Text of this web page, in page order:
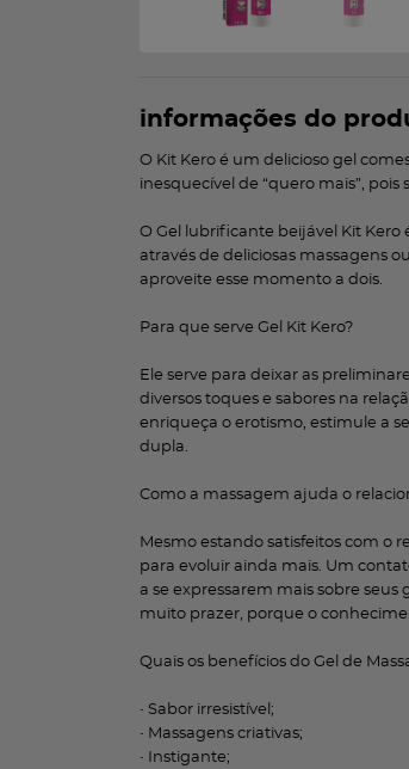
informações do
O Kit Kero é um delicioso gel
inesquecível de “quero mais”,
O Gel lubrificante beijável Kit Kero
através de deliciosas massagens
aproveite esse momento a dois.
Para que serve Gel Kit Kero?
Ele serve para deixar as
diversos toques e sabores na
enriqueça o erotismo, estimule a
dupla.
Como a massagem ajuda o
Mesmo estando satisfeitos com o
para evoluir ainda mais. Um
a se expressarem mais sobre
muito prazer, porque o
Quais os benefícios do Gel de
• Sabor irresistível;
• Massagens criativas;
• Instigante;